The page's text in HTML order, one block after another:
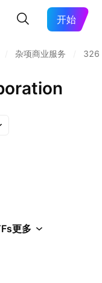
开始
杂项商业服务
更多